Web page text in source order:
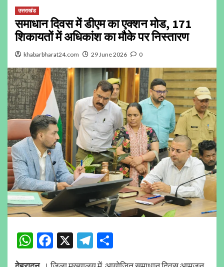
उत्तराखंड
समाधान दिवस में डीएम का एक्शन मोड, 171
शिकायतों में अधिकांश का मौके पर निस्तारण
khabarbharat24.com 29 June 2026 0
WhatsApp
Facebook
X Telegram